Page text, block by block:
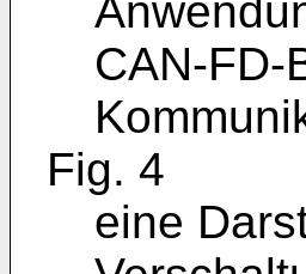
CAN-FD-
Fig. 4
eine